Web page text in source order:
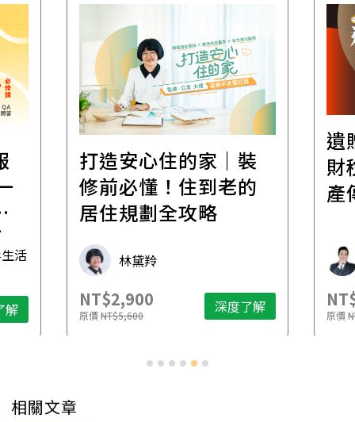
活
解
打造安心住的家｜裝
修前必懂！住到老的
居住規劃全攻略
林黛羚
NT$2,900
原價NT$5,600 深度了解
遺
財
產
原價
相關文章